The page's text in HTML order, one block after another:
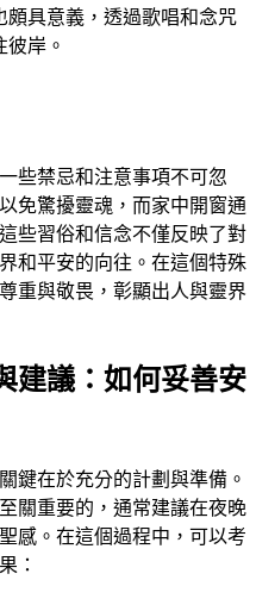
頗具意義，透過歌唱和念咒
岸。
些禁忌和注意事項不可忽
免驚擾靈魂，而家中開窗通
些習俗和信念不僅反映了對
和平安的向往。在這個特殊
重與敬畏，彰顯出人與靈界
建議：如何妥善安
鍵在於充分的計劃與準備。
關重要的，通常建議在夜晚
感。在這個過程中，可以考
：